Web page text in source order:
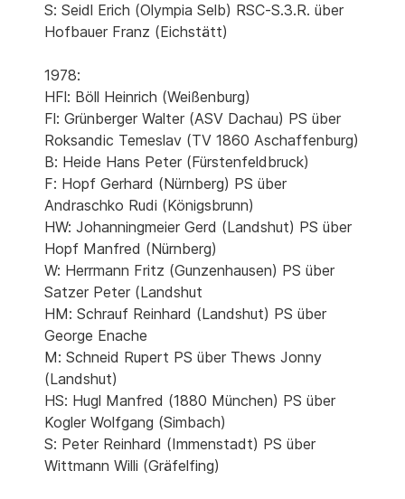
S: Seidl Erich (Olympia Selb) RSC-S.3.R. über
Hofbauer Franz (Eichstätt)
1978:
HFl: Böll Heinrich (Weißenburg)
Fl: Grünberger Walter (ASV Dachau) PS über
Roksandic Temeslav (TV 1860 Aschaffenburg)
B: Heide Hans Peter (Fürstenfeldbruck)
F: Hopf Gerhard (Nürnberg) PS über
Andraschko Rudi (Königsbrunn)
HW: Johanningmeier Gerd (Landshut) PS über
Hopf Manfred (Nürnberg)
W: Herrmann Fritz (Gunzenhausen) PS über
Satzer Peter (Landshut
HM: Schrauf Reinhard (Landshut) PS über
George Enache
M: Schneid Rupert PS über Thews Jonny
(Landshut)
HS: Hugl Manfred (1880 München) PS über
Kogler Wolfgang (Simbach)
S: Peter Reinhard (Immenstadt) PS über
Wittmann Willi (Gräfelfing)